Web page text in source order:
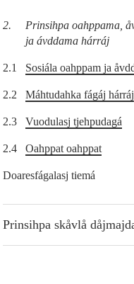
2.
Prinsihpa oahppama,
ja ávddama hárráj
2.1 Sosiála oahppam ja
2.2 Máhtudahka fágáj hárráj
2.3 Vuodulasj tjehpudagá
2.4 Oahppat oahppat
Doaresfágalasj tiemá
Prinsihpa skåvlå